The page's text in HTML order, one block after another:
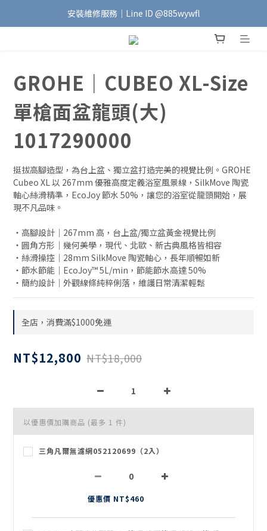
加入會員｜即享$100元購物金🛍️
安裝維修服務｜Line ID @885wywfl
好友募集中｜官方Line ID @746aztjp
GROHE｜CUBEO XL-Size
單槍面盆龍頭(大)
1017290000
挺拔高腳造型，為台上盆、獨立盆打造完美的視覺比例。GROHE
Cubeo XL 以 267mm 優雅高度定義浴室風景線，SilkMove 陶瓷
軸心絲滑精準，EcoJoy 節水 50%，讓您的浴室從龍頭開始，展
現不凡品味。
・高腳設計｜267mm 高，台上盆/獨立盆黃金視覺比例
・圓角方形｜幾何美學，現代、北歐、新古典風格皆相容
・絲滑操控｜28mm SilkMove 陶瓷軸心，長年順暢如新
・節水節能｜EcoJoy™ 5L/min，節能節水高達 50%
・簡約設計｜外觀線條純粹俐落，維護日常清潔輕鬆
全店，消費滿$1000免運
NT$12,800 NT$18,000
以優惠價加購商品 (最多 1 件)
三角凡爾無濾網052120699（2入）
優惠價 NT$460